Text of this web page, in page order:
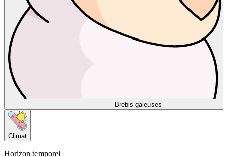
Brebis galeuses
Climat
Horizon temporel